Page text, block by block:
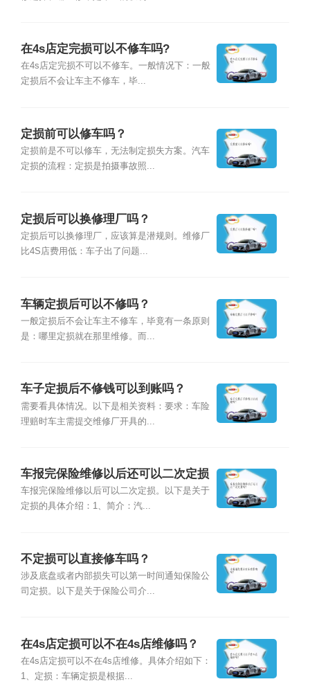
在4s店定完损可以不修车吗?
在4s店定完损不可以不修车。一般情况下：一般
定损后不会让车主不修车，毕...
定损前可以修车吗？
定损前是不可以修车，无法制定损失方案。汽车
定损的流程：定损是拍摄事故照...
定损后可以换修理厂吗？
定损后可以换修理厂，应该算是潜规则。维修厂
比4S店费用低：车子出了问题...
车辆定损后可以不修吗？
一般定损后不会让车主不修车，毕竟有一条原则
是：哪里定损就在那里维修。而...
车子定损后不修钱可以到账吗？
需要看具体情况。以下是相关资料：要求：车险
理赔时车主需提交维修厂开具的...
车报完保险维修以后还可以二次定损
吗？
车报完保险维修以后可以二次定损。以下是关于
定损的具体介绍：1、简介：汽...
不定损可以直接修车吗？
涉及底盘或者内部损失可以第一时间通知保险公
司定损。以下是关于保险公司介...
在4s店定损可以不在4s店维修吗？
在4s店定损可以不在4s店维修。具体介绍如下：
1、定损：车辆定损是根据...